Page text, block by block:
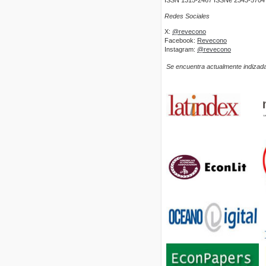
Redes Sociales
X: @revecono
Facebook: Revecono
Instagram: @revecono
Se encuentra actualmente